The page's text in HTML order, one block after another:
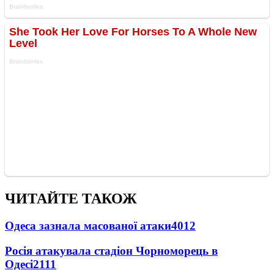
ЧИТАЙТЕ ТАКОЖ
Одеса зазнала масованої атаки4012
Росія атакувала стадіон Чорноморець в
Одесі2111